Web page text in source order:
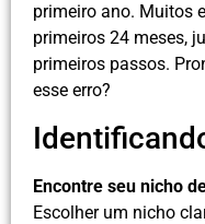
primeiro ano. Muitos
primeiros 24 meses,
primeiros passos.
esse erro?
Encontre seu nicho
Escolher um nicho